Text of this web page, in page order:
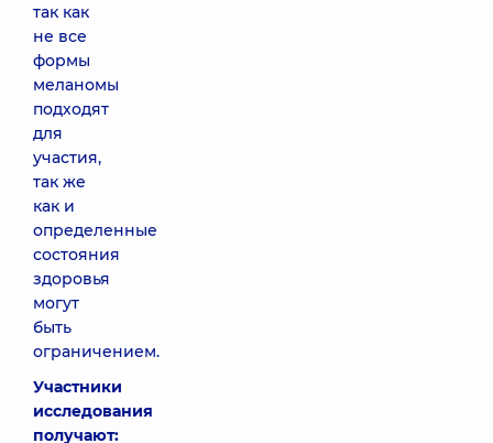
так как
не все
формы
меланомы
подходят
для
участия,
так же
как и
определенные
состояния
здоровья
могут
быть
ограничением.
Участники
исследования
получают: